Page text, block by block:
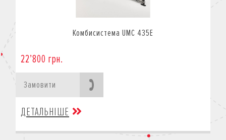
Комбисистема UMC 435E
22’800 грн.
Замовити
ДЕТАЛЬНІШЕ